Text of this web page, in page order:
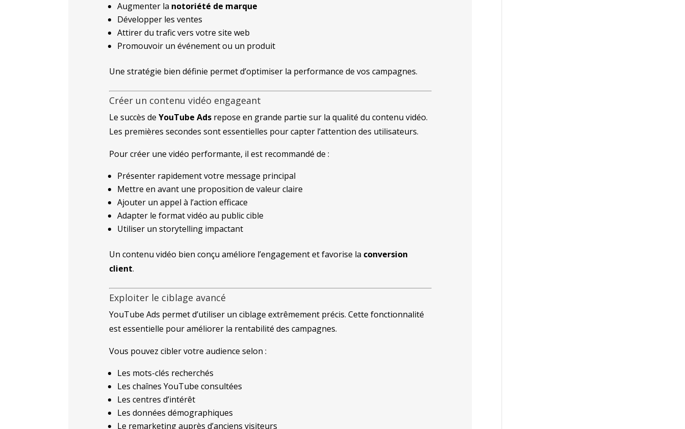
Augmenter la notoriété de marque
Développer les ventes
Attirer du trafic vers votre site web
Promouvoir un événement ou un produit
Une stratégie bien définie permet d’optimiser la performance de vos campagnes.
Créer un contenu vidéo engageant
Le succès de YouTube Adsrepose en grande partie sur la qualité du contenu vidéo.
Les premières secondes sont essentielles pour capter l’attention des utilisateurs.
Pour créer une vidéo performante, il est recommandé de :
Présenter rapidement votre message principal
Mettre en avant une proposition de valeur claire
Ajouter un appel à l’action efficace
Adapter le format vidéo au public cible
Utiliser un storytelling impactant
Un contenu vidéo bien conçu améliore l’engagement et favorise la conversion
client.
Exploiter le ciblage avancé
YouTube Ads permet d’utiliser un ciblage extrêmement précis. Cette fonctionnalité
est essentielle pour améliorer la rentabilité des campagnes.
Vous pouvez cibler votre audience selon :
Les mots-clés recherchés
Les chaînes YouTube consultées
Les centres d’intérêt
Les données démographiques
Le remarketing auprès d’anciens visiteurs